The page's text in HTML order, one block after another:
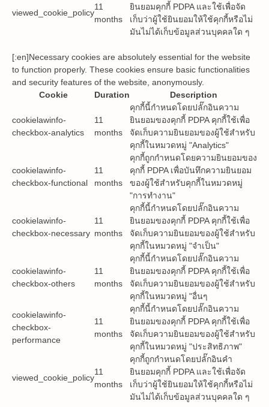
viewed_cookie_policy
11
months
ยินยอมคุกกี้ PDPA และใช้เพื่อจัด
เก็บว่าผู้ใช้ยินยอมให้ใช้คุกกี้หรือไม่
มันไม่ได้เก็บข้อมูลส่วนบุคคลใด ๆ
[:en]Necessary cookies are absolutely essential for the website
to function properly. These cookies ensure basic functionalities
and security features of the website, anonymously.
Cookie
Duration Description
cookielawinfo-
checkbox-analytics
11
months
คุกกี้นี้กำหนดโดยปลั๊กอินความ
ยินยอมของคุกกี้ PDPA คุกกี้ใช้เพื่อ
จัดเก็บความยินยอมของผู้ใช้สำหรับ
คุกกี้ในหมวดหมู่ "Analytics"
cookielawinfo-
checkbox-functional
11
months
คุกกี้ถูกกำหนดโดยความยินยอมของ
คุกกี้ PDPA เพื่อบันทึกความยินยอม
ของผู้ใช้สำหรับคุกกี้ในหมวดหมู่
"การทำงาน"
cookielawinfo-
checkbox-necessary
11
months
คุกกี้นี้กำหนดโดยปลั๊กอินความ
ยินยอมของคุกกี้ PDPA คุกกี้ใช้เพื่อ
จัดเก็บความยินยอมของผู้ใช้สำหรับ
คุกกี้ในหมวดหมู่ "จำเป็น"
cookielawinfo-
checkbox-others
11
months
คุกกี้นี้กำหนดโดยปลั๊กอินความ
ยินยอมของคุกกี้ PDPA คุกกี้ใช้เพื่อ
จัดเก็บความยินยอมของผู้ใช้สำหรับ
คุกกี้ในหมวดหมู่ "อื่นๆ
cookielawinfo-
checkbox-
performance
11
months
คุกกี้นี้กำหนดโดยปลั๊กอินความ
ยินยอมของคุกกี้ PDPA คุกกี้ใช้เพื่อ
จัดเก็บความยินยอมของผู้ใช้สำหรับ
คุกกี้ในหมวดหมู่ "ประสิทธิภาพ"
viewed_cookie_policy
11
months
คุกกี้ถูกกำหนดโดยปลั๊กอินคำ
ยินยอมคุกกี้ PDPA และใช้เพื่อจัด
เก็บว่าผู้ใช้ยินยอมให้ใช้คุกกี้หรือไม่
มันไม่ได้เก็บข้อมูลส่วนบุคคลใด ๆ